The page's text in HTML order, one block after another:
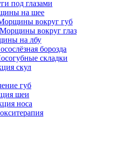
под глазами
на шее
вокруг губ
Морщины вокруг глаз
на лбу
борозда
складки
скул
губ
шеи
носа